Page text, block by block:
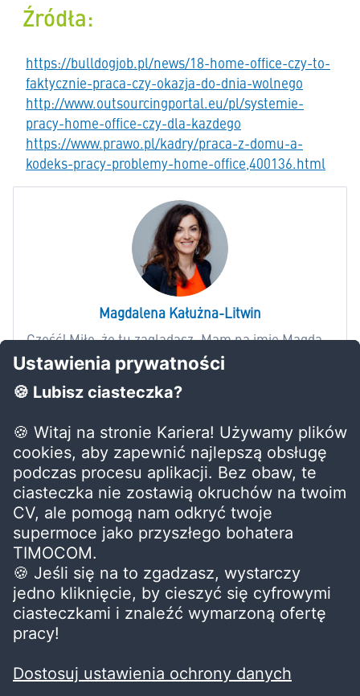
Źródła:
https://bulldogjob.pl/news/18-home-office-czy-to-
faktycznie-praca-czy-okazja-do-dnia-wolnego
http://www.outsourcingportal.eu/pl/systemie-
pracy-home-office-czy-dla-kazdego
https://www.prawo.pl/kadry/praca-z-domu-a-
kodeks-pracy-problemy-home-office,400136.html
Magdalena Kałużna-Litwin
Cześć! Miło, że tu zaglądasz. Mam na imię Magda.
Z wykształcenia jestem socjologiem i
certyfikowanym HR biznes partnerem. Mam za
sobą wieloletnie doświadczenie w tzw. zasobach
zespołem i dla zespołu - to moje DNA. W
TIMOCOM, gdzie pracuję jako People & Culture
Team Leader, mówią na mnie HR Lady.
Adres
TIMOCOM Sp. z o.o.
ul. Powstańców Śląskich 15,
Kontakt